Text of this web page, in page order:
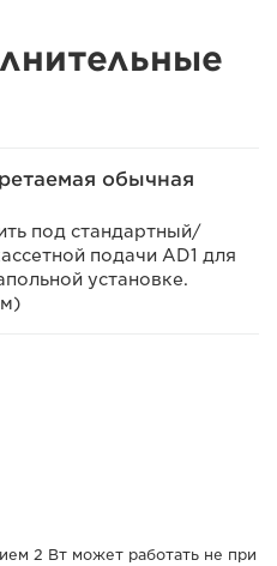
обычная
под стандартный/
подачи AD1 для
установке.
2 Вт может работать не при